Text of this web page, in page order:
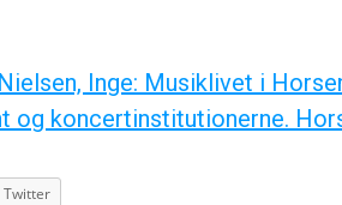
Inge: Musiklivet i
og koncertinstitutionerne.
Twitter